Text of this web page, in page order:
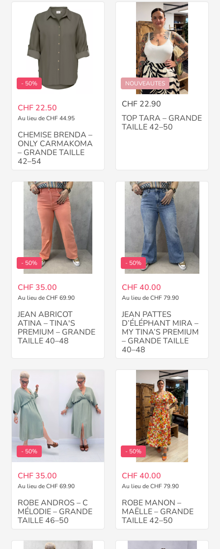
- 50%
CHF 22.50
Au lieu de CHF 44.95
CHEMISE BRENDA –
ONLY CARMAKOMA
– GRANDE TAILLE
42–54
NOUVEAUTES
CHF 22.90
TOP TARA – GRANDE
TAILLE 42–50
- 50%
CHF 35.00
Au lieu de CHF 69.90
JEAN ABRICOT
ATINA – TINA'S
PREMIUM – GRANDE
TAILLE 40–48
- 50%
CHF 40.00
Au lieu de CHF 79.90
JEAN PATTES
D’ÉLÉPHANT MIRA –
MY TINA’S PREMIUM
– GRANDE TAILLE
40–48
- 50%
CHF 35.00
Au lieu de CHF 69.90
ROBE ANDROS – C
MÉLODIE – GRANDE
TAILLE 46–50
- 50%
CHF 40.00
Au lieu de CHF 79.90
ROBE MANON –
MAËLLE – GRANDE
TAILLE 42–50